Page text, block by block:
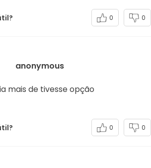
0 0
anonymous
mais de tivesse opção
0 0